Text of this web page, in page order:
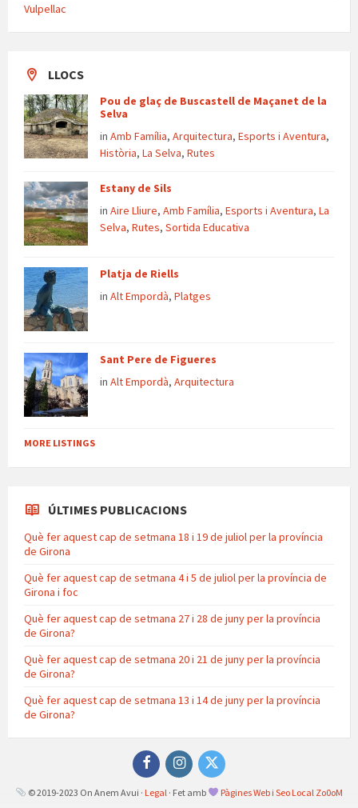
Vulpellac
LLOCS
Pou de glaç de Buscastell de Maçanet de la
Selva
in Amb Família, Arquitectura, Esports i Aventura,
Història, La Selva, Rutes
Estany de Sils
in Aire Lliure, Amb Família, Esports i Aventura, La
Selva, Rutes, Sortida Educativa
Platja de Riells
in Alt Empordà, Platges
Sant Pere de Figueres
in Alt Empordà, Arquitectura
MORE LISTINGS
ÚLTIMES PUBLICACIONS
Què fer aquest cap de setmana 18 i 19 de juliol per la província
de Girona
Què fer aquest cap de setmana 4 i 5 de juliol per la província de
Girona i foc
Què fer aquest cap de setmana 27 i 28 de juny per la província
de Girona?
Què fer aquest cap de setmana 20 i 21 de juny per la província
de Girona?
Què fer aquest cap de setmana 13 i 14 de juny per la província
de Girona?
FacebookInstagramTwitter
© 2019-2023 On Anem Avui · Legal · Fet amb Pàgines Web i Seo Local Zo0oM